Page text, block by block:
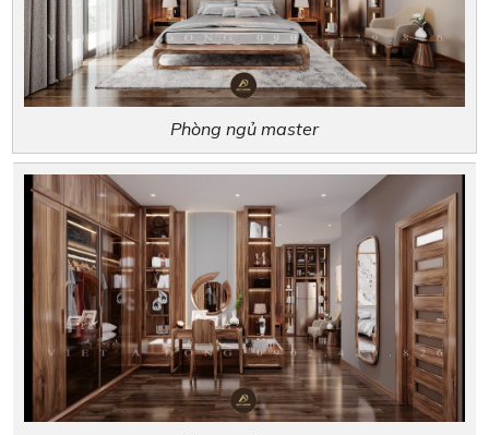
Phòng ngủ master